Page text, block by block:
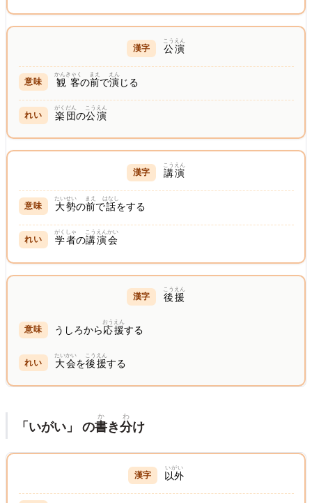
公演
こうえん
観客
かんきゃく
の前
まえ
で演
えん
じる
楽団
がくだん
の公演
こうえん
講演
こうえん
大勢
たいせい
の前
まえ
で話
はなし
をする
学者
がくしゃ
の講演
こうえん
会
かい
後援
こうえん
うしろから 応援
おうえん
する
大会
たいかい
を後援
こうえん
する
「いがい」 の書
か
き分
わ
け
以外
いがい